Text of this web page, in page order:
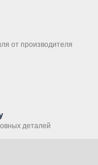
от производителя
деталей